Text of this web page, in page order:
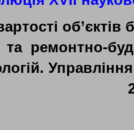
ремонтно-